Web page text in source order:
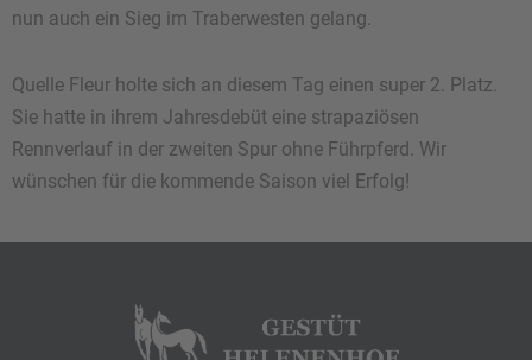
nun auch ein Sieg im Traberwesten gelang.
Quelle Fleur holte sich an diesem Tag einen super 2. Platz.
Sie hatte in ihrem Jahresdebüt eine strapaziösen
Rennverlauf in der zweiten Spur ohne Führpferd. Wir
wünschen für die kommende Saison viel Erfolg!